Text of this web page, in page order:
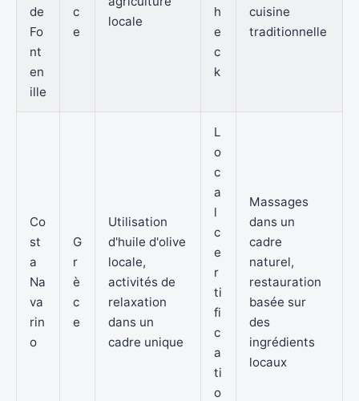
de
Fo
nt
en
ille
c
e
locale
h
e
c
k
cuisine
traditionnelle
Co
st
a
Na
va
rin
o
G
r
è
c
e
Utilisation
d'huile d'olive
locale,
activités de
relaxation
dans un
cadre unique
L
o
c
a
l
c
e
r
ti
fi
c
a
ti
o
Massages
dans un
cadre
naturel,
restauration
basée sur
des
ingrédients
locaux